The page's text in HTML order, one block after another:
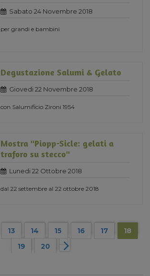
Sabato 24 Novembre 2018
per grandi e bambini
Degustazione Salumi & Gelato
Giovedi 22 Novembre 2018
con Salumificio Zironi 1954
Mostra "Piopp-Sicle: gelati a
traforo su stecco"
Lunedi 22 Ottobre 2018
dal 22 settembre al 22 ottobre 2018
13 14 15 16 17
18
19
20